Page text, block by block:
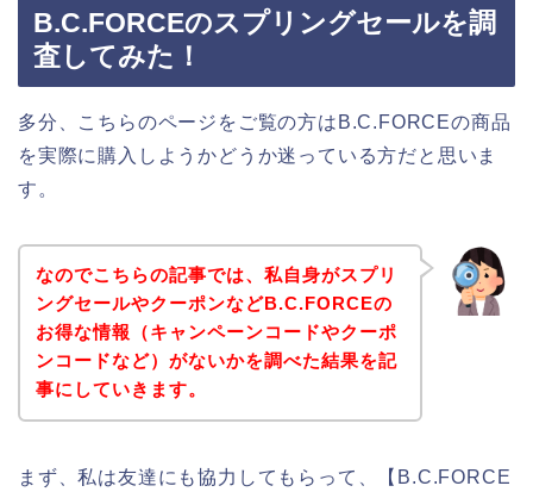
B.C.FORCEのスプリングセールを調
査してみた！
多分、こちらのページをご覧の方はB.C.FORCEの商品
を実際に購入しようかどうか迷っている方だと思いま
す。
なのでこちらの記事では、私自身がスプリ
ングセールやクーポンなどB.C.FORCEの
お得な情報（キャンペーンコードやクーポ
ンコードなど）がないかを調べた結果を記
事にしていきます。
まず、私は友達にも協力してもらって、【B.C.FORCE